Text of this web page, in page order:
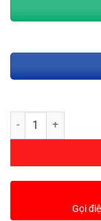
Số lượng
Gọi